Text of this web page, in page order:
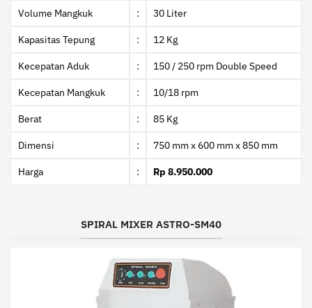
Volume Mangkuk : 30 Liter
Kapasitas Tepung : 12 Kg
Kecepatan Aduk : 150 / 250 rpm Double Speed
Kecepatan Mangkuk : 10/18 rpm
Berat : 85 Kg
Dimensi : 750 mm x 600 mm x 850 mm
Harga : Rp 8.950.000
SPIRAL MIXER ASTRO-SM40